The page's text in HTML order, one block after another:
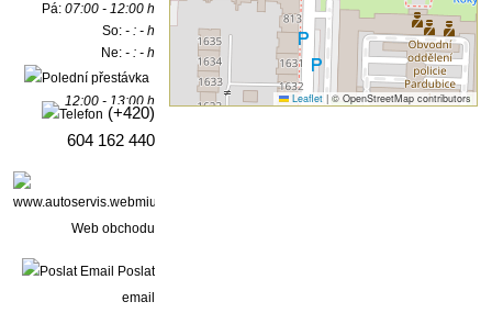
Pá:07:00 - 12:00 h
So:- : - h
Ne:- : - h
12:00 - 13:00 h
(+420)
604 162 440
Web obchodu
Poslat
email
Leaflet |© OpenStreetMap contributors